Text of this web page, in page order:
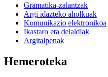
Gramatika-zalantzak
Argi idazteko aholkuak
Komunikazio elektronikoa
Ikastaro eta deialdiak
Argitalpenak
Hemeroteka